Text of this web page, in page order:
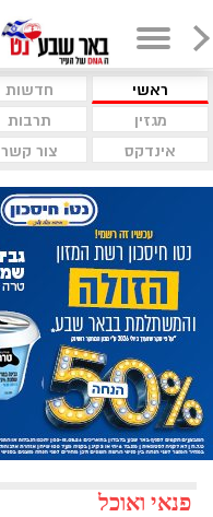
ראשי חדשות
מגזין
תרבות
אינדקס
צור קשר
פנאי ואוכל